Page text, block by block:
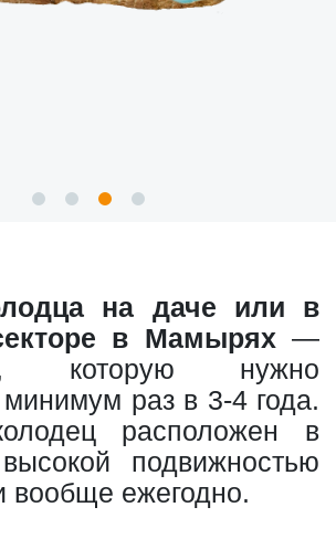
на даче или в
в Мамырях—
которую нужно
раз в 3-4 года.
расположен в
подвижностью
вообще ежегодно.